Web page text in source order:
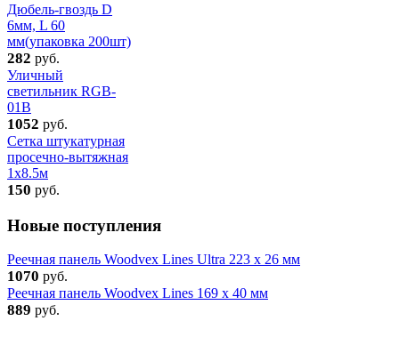
Дюбель-гвоздь D
6мм, L 60
мм(упаковка 200шт)
282 руб.
Уличный
светильник RGB-
01B
1052 руб.
Сетка штукатурная
просечно-вытяжная
1x8.5м
150 руб.
Новые поступления
Реечная панель Woodvex Lines Ultra 223 x 26 мм
1070 руб.
Реечная панель Woodvex Lines 169 x 40 мм
889 руб.